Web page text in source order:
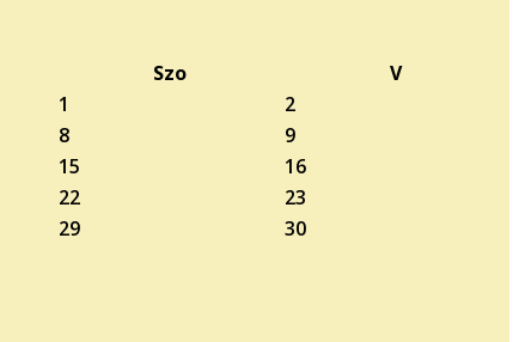
Szo
V
1
2
8
9
15
16
22
23
29
30